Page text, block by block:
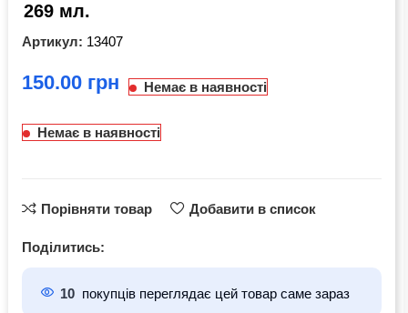
269 мл.
Артикул: 13407
грн Немає в наявності
Немає в наявності
Порівняти товар Добавити в список
Поділитись:
10 покупців переглядає цей товар саме зараз